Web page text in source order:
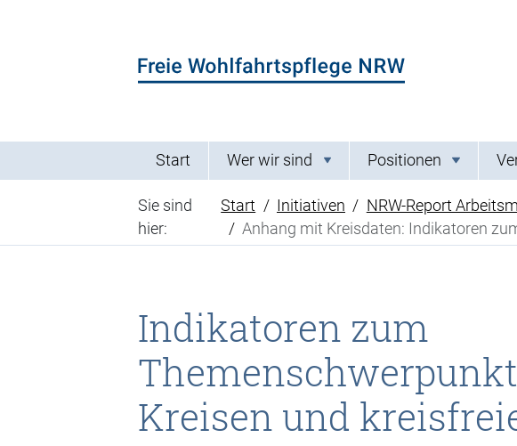
Start Wer wir sind Positionen
Sie sind
hier:
Start Initiativen
NRW-Report
Anhang mit Kreisdaten: Indikatoren
Indikatoren zum
Kreisen und